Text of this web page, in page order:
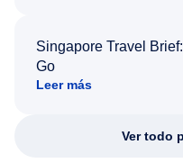
Singapore Travel
Go
Leer más
Ver todo